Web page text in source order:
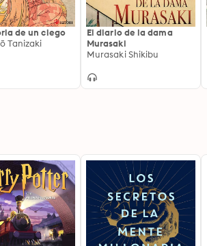
de un ciego
Tanizaki
El diario de la dama
Murasaki
Murasaki Shikibu